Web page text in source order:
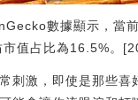
數據顯示，當
市值占比為16.5%。
刺激，即使是那些